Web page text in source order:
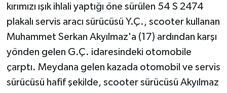
kırımızı ışık ihlali yaptığı öne sürülen 54 S 2474
plakalı servis aracı sürücüsü Y.Ç., scooter kullanan
Muhammet Serkan Akyılmaz'a (17) ardından karşı
yönden gelen G.Ç. idaresindeki otomobile
çarptı. Meydana gelen kazada otomobil ve servis
sürücüsü hafif şekilde, scooter sürücüsü Akyılmaz